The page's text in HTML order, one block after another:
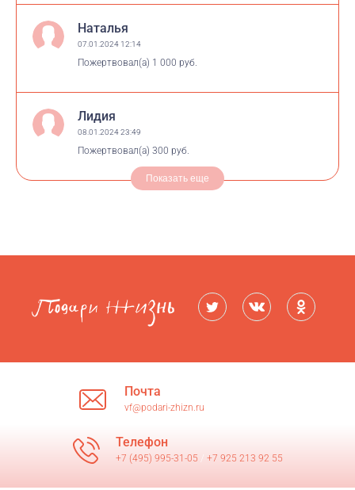
Наталья
07.01.2024 12:14
Пожертвовал(а) 1 000 руб.
Лидия
08.01.2024 23:49
Пожертвовал(а) 300 руб.
Показать еще
Почта
vf@podari-zhizn.ru
Телефон
+7 (495) 995-31-05 +7 925 213 92 55